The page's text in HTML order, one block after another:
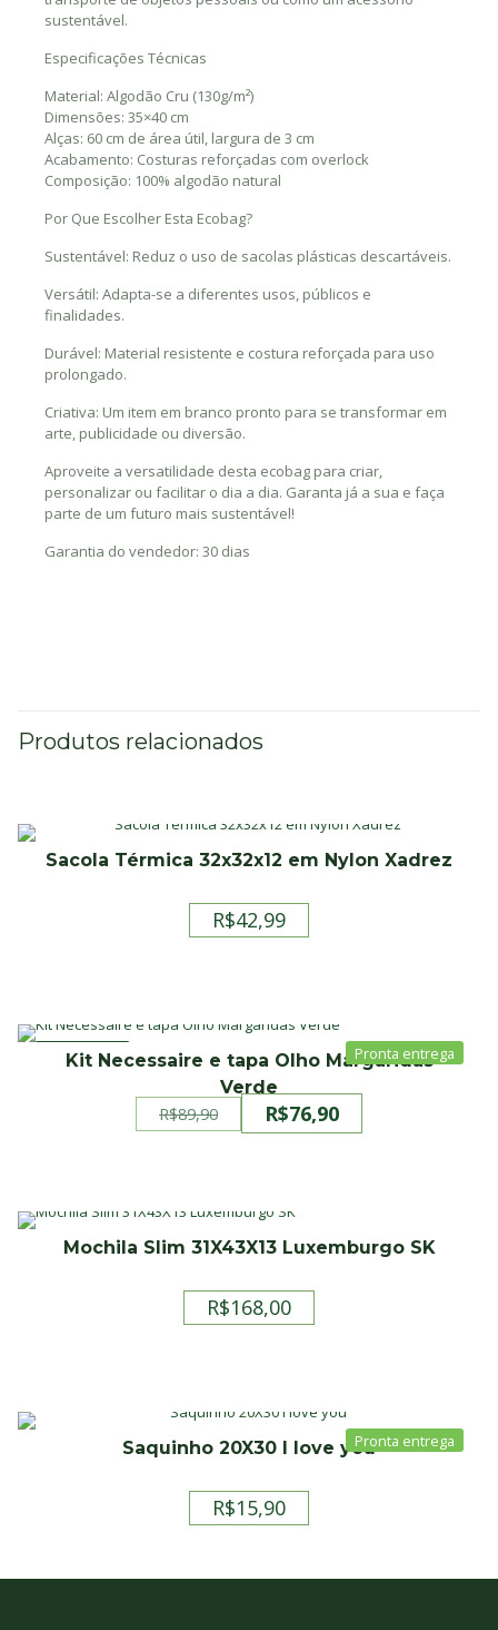
sustentável.
Especificações Técnicas
Material: Algodão Cru (130g/m²)
Dimensões: 35×40 cm
Alças: 60 cm de área útil, largura de 3 cm
Acabamento: Costuras reforçadas com overlock
Composição: 100% algodão natural
Por Que Escolher Esta Ecobag?
Sustentável: Reduz o uso de sacolas plásticas descartáveis.
Versátil: Adapta-se a diferentes usos, públicos e
finalidades.
Durável: Material resistente e costura reforçada para uso
prolongado.
Criativa: Um item em branco pronto para se transformar em
arte, publicidade ou diversão.
Aproveite a versatilidade desta ecobag para criar,
personalizar ou facilitar o dia a dia. Garanta já a sua e faça
parte de um futuro mais sustentável!
Garantia do vendedor: 30 dias
Produtos relacionados
Sacola Térmica 32x32x12 em Nylon Xadrez
R$42,99
PROMOÇÃO
Kit Necessaire e tapa Olho Margaridas
Verde
R$89,90
R$89,90.
R$76,90
R$76,90.
Mochila Slim 31X43X13 Luxemburgo SK
R$168,00
Saquinho 20X30 I love you
R$15,90